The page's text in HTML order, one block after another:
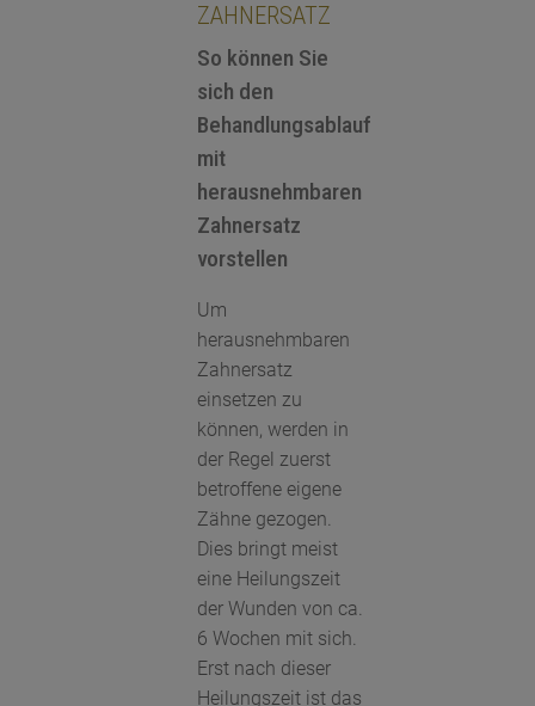
ZAHNERSATZ
So können Sie
sich den
Behandlungsablauf
mit
herausnehmbaren
Zahnersatz
vorstellen
Um
herausnehmbaren
Zahnersatz
einsetzen zu
können, werden in
der Regel zuerst
betroffene eigene
Zähne gezogen.
Dies bringt meist
eine Heilungszeit
der Wunden von ca.
6 Wochen mit sich.
Erst nach dieser
Heilungszeit ist das